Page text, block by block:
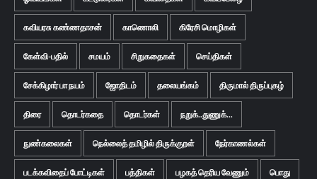
கவியரசு கண்ணதாசன் காணொலி கிரேசி மொழிகள்
கேள்வி-பதில் சமயம் சிறுகதைகள் செய்திகள்
சேக்கிழார் பா நயம் ஜோதிடம் தலையங்கம் திருமால் திருப்புகழ்
திரை தொடர்கதை தொடர்கள் நறுக்..துணுக்...
நுண்கலைகள் நெல்லைத் தமிழில் திருக்குறள் நேர்காணல்கள்
படக்கவிதைப் போட்டிகள் பத்திகள் பழகத் தெரிய வேணும் பொது